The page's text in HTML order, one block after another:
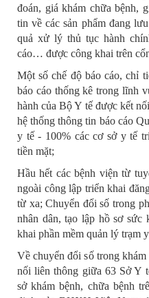
đoán, giá khám chữa bệnh,
tin về các sản phẩm đang
quả xử lý thủ tục hành
cáo… được công khai trên
Một số chế độ báo cáo, chỉ
báo cáo thống kê trong lĩnh
hành của Bộ Y tế được kết
hệ thống thông tin báo cáo
y tế - 100% các cơ sở y tế
tiền mặt;
Hầu hết các bệnh viện từ
ngoài công lập triển khai
từ xa; Chuyển đổi số trong
nhân dân, tạo lập hồ sơ sức
khai phần mềm quản lý trạm
Về chuyển đổi số trong
nối liên thông giữa 63 Sở Y
sở khám bệnh, chữa bệnh